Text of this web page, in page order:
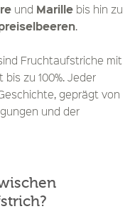
und Marille bis hin zu
.
Fruchtaufstriche mit
bis zu 100%. Jeder
geprägt von
und der